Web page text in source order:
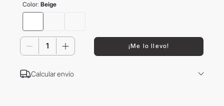
Color: Beige
＋
－ ¡Me lo llevo!
Calcular envío